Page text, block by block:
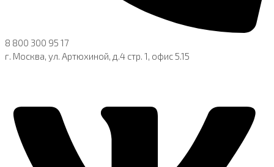
8 800 300 95 17
г. Москва, ул. Артюхиной, д.4 стр. 1, офис 5.15